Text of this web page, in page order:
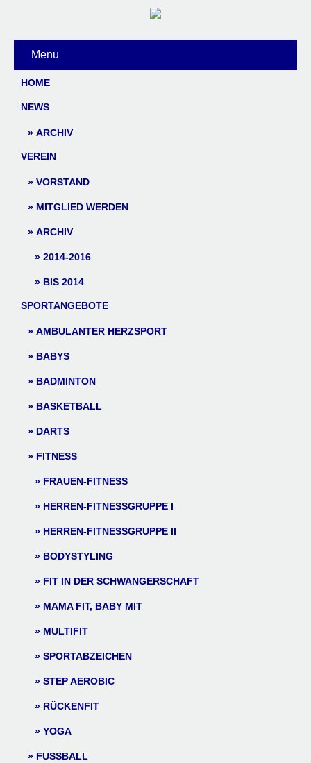
Menu
HOME
NEWS
ARCHIV
VEREIN
VORSTAND
MITGLIED WERDEN
ARCHIV
2014-2016
BIS 2014
SPORTANGEBOTE
AMBULANTER HERZSPORT
BABYS
BADMINTON
BASKETBALL
DARTS
FITNESS
FRAUEN-FITNESS
HERREN-FITNESSGRUPPE I
HERREN-FITNESSGRUPPE II
BODYSTYLING
FIT IN DER SCHWANGERSCHAFT
MAMA FIT, BABY MIT
MULTIFIT
SPORTABZEICHEN
STEP AEROBIC
RÜCKENFIT
YOGA
FUSSBALL